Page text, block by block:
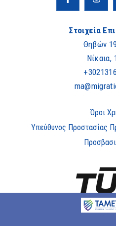
Στοιχεία
Θηβών
Νίκαια,
Όροι
Υπεύθυνος Προστασίας